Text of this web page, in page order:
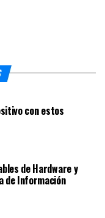
con estos
de Hardware y
de Información